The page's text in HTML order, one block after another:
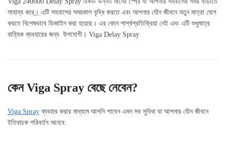
সাহায্য করে । এটি সহবাসের সময়কাল বৃদ্ধি করতে এবং আপনার যৌন জীবনে নতুন মাত্রা যোগ
করতে বিশেষভাবে ডিজাইন করা হয়েছে। এর কোন পার্শ্বপ্রতিক্রিয়া নেই এবং এটি শুধুমাত্র
বাহ্যিক ব্যবহারের জন্য উপযোগী। Viga Delay Spray
কেন Viga Spray বেছে নেবেন?
Viga Spray ব্যবহার করার মাধ্যমে আপনি পাবেন এমন সব সুবিধা যা আপনার যৌন জীবনে
ইতিবাচক পরিবর্তন আনবে: